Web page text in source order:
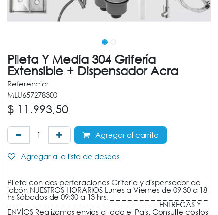
Pileta Y Media 304 Grifería
Extensible + Dispensador Acra
Referencia:
MLU657278300
$ 11.993,50
Agregar al carrito
Agregar a la lista de deseos
Pileta con dos perforaciones Grifería y dispensador de
jabón NUESTROS HORARIOS Lunes a Viernes de 09:30 a 18
hs Sábados de 09:30 a 13 hrs. _ _ _ _ _ _ _ _ _ _ _ _ _ _ _ _ _
_ _ _ _ _ _ _ _ _ _ _ _ _ _ _ _ _ _ _ _ _ _ _ _ _ _ ENTREGAS Y
ENVÍOS Realizamos envíos a todo el País. Consulte costos